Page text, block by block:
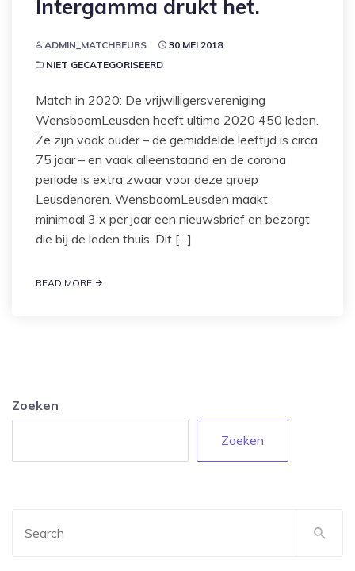
Intergamma drukt het.
ADMIN_MATCHBEURS
30 MEI 2018
NIET GECATEGORISEERD
Match in 2020: De vrijwilligersvereniging
WensboomLeusden heeft ultimo 2020 450 leden.
Ze zijn vaak ouder – de gemiddelde leeftijd is circa
75 jaar – en vaak alleenstaand en de corona
periode is extra zwaar voor deze groep
Leusdenaren. WensboomLeusden maakt
minimaal 3 x per jaar een nieuwsbrief en bezorgt
die bij de leden thuis. Dit […]
READ MORE
Zoeken
Zoeken